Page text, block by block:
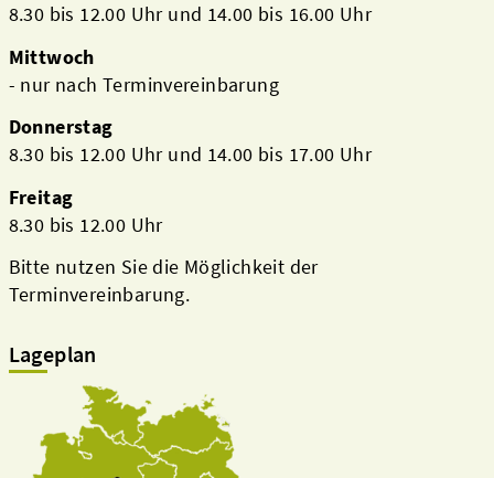
8.30 bis 12.00 Uhr und 14.00 bis 16.00 Uhr
Mittwoch
- nur nach Terminvereinbarung
Donnerstag
8.30 bis 12.00 Uhr und 14.00 bis 17.00 Uhr
Freitag
8.30 bis 12.00 Uhr
Bitte nutzen Sie die Möglichkeit der
Terminvereinbarung.
Lageplan